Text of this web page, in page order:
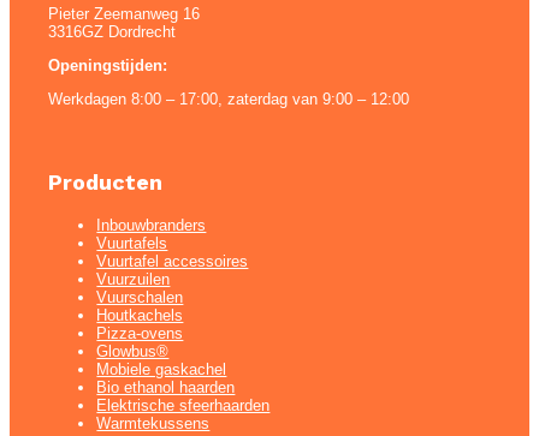
Pieter Zeemanweg 16
3316GZ Dordrecht
Openingstijden:
Werkdagen 8:00 – 17:00, zaterdag van 9:00 – 12:00
Producten
Inbouwbranders
Vuurtafels
Vuurtafel accessoires
Vuurzuilen
Vuurschalen
Houtkachels
Pizza-ovens
Glowbus®
Mobiele gaskachel
Bio ethanol haarden
Elektrische sfeerhaarden
Warmtekussens